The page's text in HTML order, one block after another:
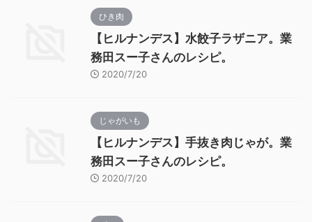
ひき肉
【ヒルナンデス】水餃子ラザニア。業
務田スー子さんのレシピ。
2020/7/20
じゃがいも
【ヒルナンデス】手抜き肉じゃが。業
務田スー子さんのレシピ。
2020/7/20